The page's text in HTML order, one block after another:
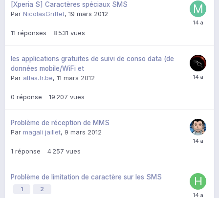
[Xperia S] Caractères spéciaux SMS
Par NicolasGriffet, 19 mars 2012
11 réponses 8 531 vues
les applications gratuites de suivi de conso data (de
données mobile/WiFi et
Par atlas.fr.be, 11 mars 2012
0 réponse 19 207 vues
Problème de réception de MMS
Par magali jaillet, 9 mars 2012
1 réponse 4 257 vues
Problème de limitation de caractère sur les SMS
1 2